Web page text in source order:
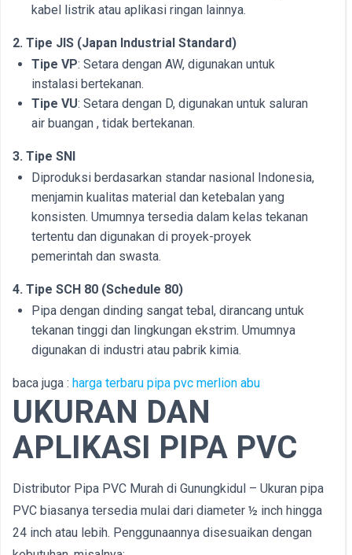
kabel listrik atau aplikasi ringan lainnya.
2. Tipe JIS (Japan Industrial Standard)
Tipe VP: Setara dengan AW, digunakan untuk
instalasi bertekanan.
Tipe VU: Setara dengan D, digunakan untuk saluran
air buangan , tidak bertekanan.
3. Tipe SNI
Diproduksi berdasarkan standar nasional Indonesia,
menjamin kualitas material dan ketebalan yang
konsisten. Umumnya tersedia dalam kelas tekanan
tertentu dan digunakan di proyek-proyek
pemerintah dan swasta.
4. Tipe SCH 80 (Schedule 80)
Pipa dengan dinding sangat tebal, dirancang untuk
tekanan tinggi dan lingkungan ekstrim. Umumnya
digunakan di industri atau pabrik kimia.
baca juga : harga terbaru pipa pvc merlion abu
UKURAN DAN
APLIKASI PIPA PVC
Distributor Pipa PVC Murah di Gunungkidul – Ukuran pipa
PVC biasanya tersedia mulai dari diameter ½ inch hingga
24 inch atau lebih. Penggunaannya disesuaikan dengan